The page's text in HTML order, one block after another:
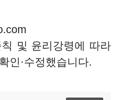
및 윤리강령에 따라
인·수정했습니다.